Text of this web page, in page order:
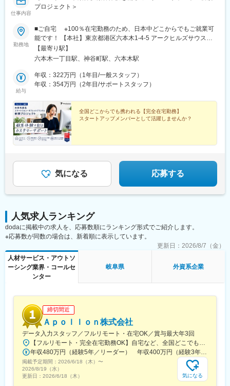
仕事内容
プロジェクト＞
勤務地
■ご自宅 ※100％在宅勤務のため、日本中どこからでもご就業可
能です！ 【本社】東京都港区六本木1-4-5 アークヒルズサウスタ
ワー7F （出社勤務はございません）
【最寄り駅】
六本木一丁目駅、神谷町駅、六本木駅
給与
年収：322万円（1年目/一般スタッフ）
年収：354万円（2年目/サポートスタッフ）
全国どこからでも携われる【完全在宅勤務】
スタートアップメンバーとして活躍しませんか？
気になる 応募する
人気求人ランキング
dodaに掲載中の求人を、応募数順にランキング形式でご紹介します。
※応募数が同数の場合は、新着順に表示しています。
更新日： 2026/8/7（金）
人材サービス・アウトソ
ーシング業界・コールセ
ンター
岐阜県 外資系企業
締切間近
Ａｐｏｌｌｏｎ株式会社
データ入力スタッフ／フルリモート・在宅OK／賞与最大年3回
掲載予定期間： 2026/6/18（木） 〜
2026/8/19（水）
更新日： 2026/6/18（木） 気になる